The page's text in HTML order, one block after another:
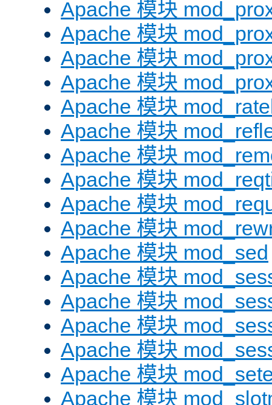
Apache 模块
Apache 模块
Apache 模块
Apache 模块
Apache 模块
Apache 模块
Apache 模块
Apache 模块
Apache 模块
Apache 模块
Apache 模块 mod_sed
Apache 模块
Apache 模块
Apache 模块
Apache 模块
Apache 模块
Apache 模块